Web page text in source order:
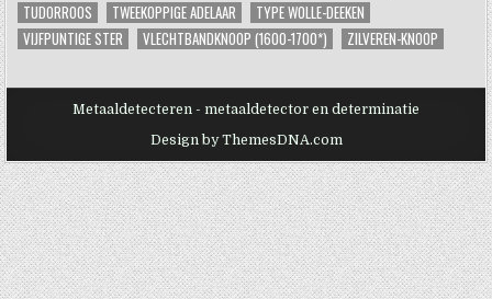
TUDORROOS
TWEEKOPPIGE ADELAAR
TYPE WOLLE-DEEKEN
VIJFPUNTIGE STER
VLECHTBANDKNOOP (1600-1700*) ZILVEREN-KNOOP
Metaaldetecteren - metaaldetector en determinatie
Design by ThemesDNA.com